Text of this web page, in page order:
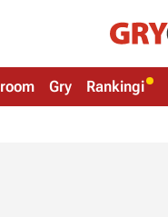
Gry Rankingi